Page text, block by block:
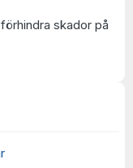
skador på